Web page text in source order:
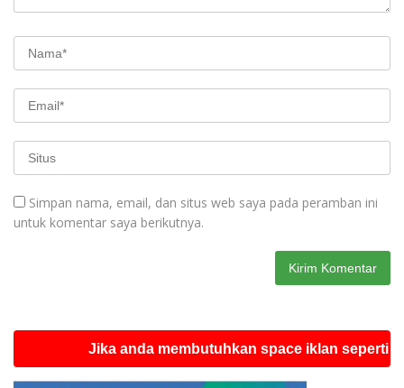
Simpan nama, email, dan situs web saya pada peramban ini
untuk komentar saya berikutnya.
Jika anda membutuhkan space iklan seperti ini